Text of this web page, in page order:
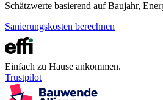
Schätzwerte basierend auf Baujahr,
Sanierungskosten berechnen
Einfach zu Hause ankommen.
Trustpilot